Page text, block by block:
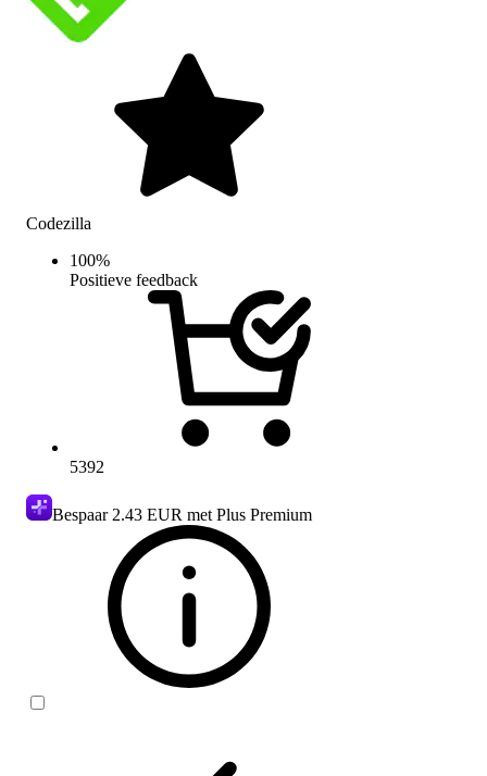
Codezilla
100%
Positieve feedback
5392
Bespaar 2.43 EUR met Plus Premium